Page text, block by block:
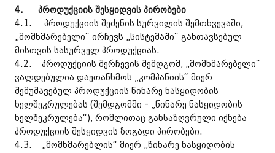
4.
პროდუქციის შესყიდვის პირობები
4.1. პროდუქციის შეძენის სურვილის შემთხვევაში,
„მომხმარებელი“ ირჩევს „სისტემაში“ განთავსებულ
მისთვის სასურველ პროდუქციას.
4.2. პროდუქციის შერჩევის შემდგომ, „მომხმარებელი“
ვალდებულია დაეთანხმოს „კომპანიის“ მიერ
შემუშავებულ პროდუქციის წინარე ნასყიდობის
ხელშეკრულებას (შემდგომში - „წინარე ნასყიდობის
ხელშეკრულება“), რომლითაც განსაზღვრული იქნება
პროდუქციის შესყიდვის ზოგადი პირობები.
4.3. „მომხმარებლის“ მიერ „წინარე ნასყიდობის